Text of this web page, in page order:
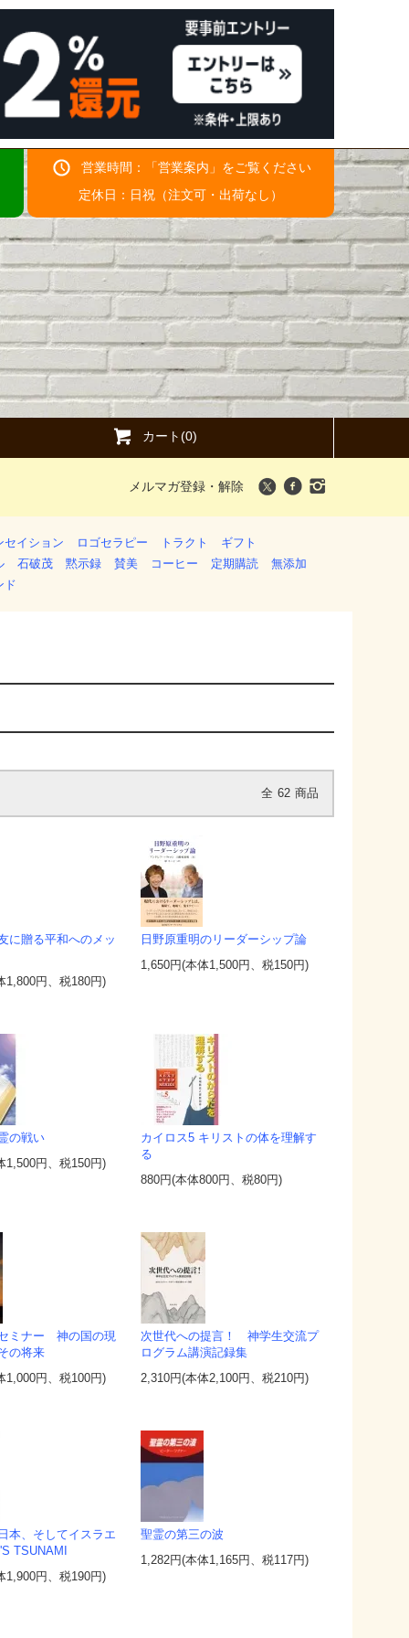
営業時間：「営業案内 」をご覧ください
定休日：日祝（注文可・出荷なし）
カート(0)
メルマガ登録・解除
セイション ロゴセラピー トラクト
ギフト
石破茂 黙示録 賛美 コーヒー 定期購読
無添加
ド
全 62 商品
に贈る平和へのメッ
1,800円、税180円)
日野原重明のリーダーシップ論
1,650円(本体1,500円、税150円)
の戦い
1,500円、税150円)
カイロス5 キリストの体を理解す
る
880円(本体800円、税80円)
ミナー 神の国の現
の将来
1,000円、税100円)
次世代への提言！ 神学生交流プ
ログラム講演記録集
2,310円(本体2,100円、税210円)
本、そしてイスラエ
TSUNAMI
1,900円、税190円)
聖霊の第三の波
1,282円(本体1,165円、税117円)